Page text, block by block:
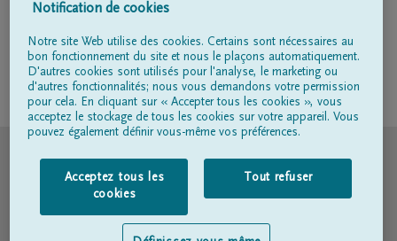
Entrepreneur de pompes funèbres
Suivez-nous sur
Conditions d'utilisation
Déclaration relative à la vie privée
Notification de cookies
Notre site Web utilise des cookies. Certains sont nécessaires au
bon fonctionnement du site et nous le plaçons automatiquement.
D'autres cookies sont utilisés pour l'analyse, le marketing ou
d'autres fonctionnalités; nous vous demandons votre permission
pour cela. En cliquant sur « Accepter tous les cookies », vous
acceptez le stockage de tous les cookies sur votre appareil. Vous
pouvez également définir vous-même vos préférences.
Acceptez tous les
cookies
Tout refuser